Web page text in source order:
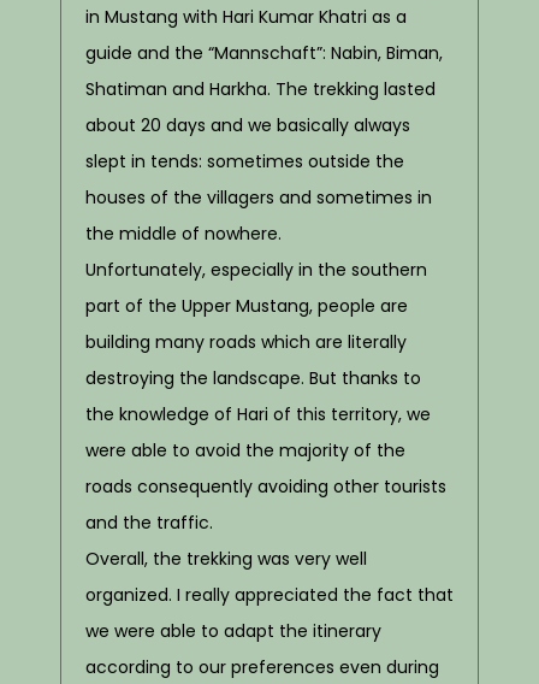
in Mustang with Hari Kumar Khatri as a
guide and the “Mannschaft”: Nabin, Biman,
Shatiman and Harkha. The trekking lasted
about 20 days and we basically always
slept in tends: sometimes outside the
houses of the villagers and sometimes in
the middle of nowhere.
Unfortunately, especially in the southern
part of the Upper Mustang, people are
building many roads which are literally
destroying the landscape. But thanks to
the knowledge of Hari of this territory, we
were able to avoid the majority of the
roads consequently avoiding other tourists
and the traffic.
Overall, the trekking was very well
organized. I really appreciated the fact that
we were able to adapt the itinerary
according to our preferences even during